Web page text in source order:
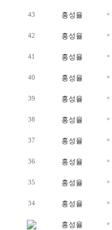
43 홍성율 *
42 홍성율 *
41 홍성율 *
40 홍성율 *
39 홍성율 *
38 홍성율 *
37 홍성율 *
36 홍성율 *
35 홍성율 *
34 홍성율 *
홍성율 *